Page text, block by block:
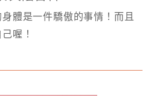
體是一件驕傲的事情！而且
喔！